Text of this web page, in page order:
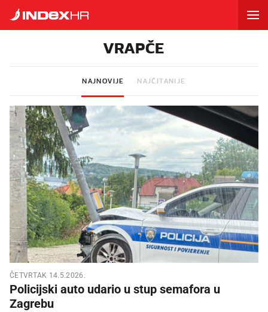
VRAPČE
NAJNOVIJE NAJČITANIJE
ČETVRTAK 14.5.2026.
Policijski auto udario u stup semafora u
Zagrebu